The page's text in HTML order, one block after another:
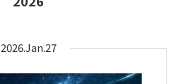
2026.Jan.27